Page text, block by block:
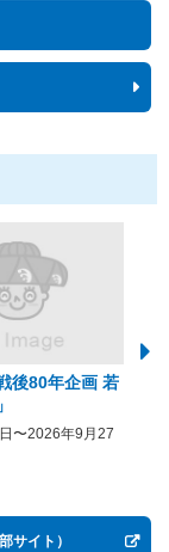
後80年企画 若
〜2026年9月27
サイト）